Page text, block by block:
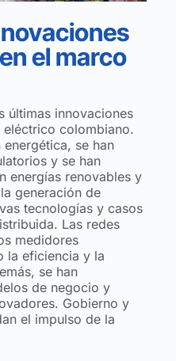
el marco
últimas innovaciones
colombiano.
se han
y se han
energías renovables y
generación de
tecnologías y casos
Las redes
medidores
la eficiencia y la
se han
de negocio y
Gobierno y
el impulso de la